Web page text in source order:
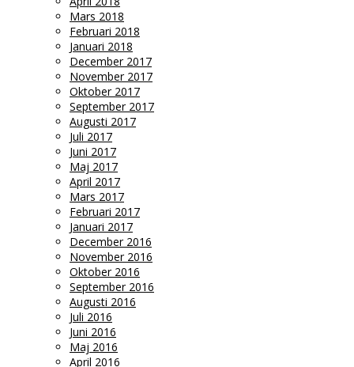
Mars 2018
Februari 2018
Januari 2018
December 2017
November 2017
Oktober 2017
September 2017
Augusti 2017
Juli 2017
Juni 2017
Maj 2017
April 2017
Mars 2017
Februari 2017
Januari 2017
December 2016
November 2016
Oktober 2016
September 2016
Augusti 2016
Juli 2016
Juni 2016
Maj 2016
April 2016